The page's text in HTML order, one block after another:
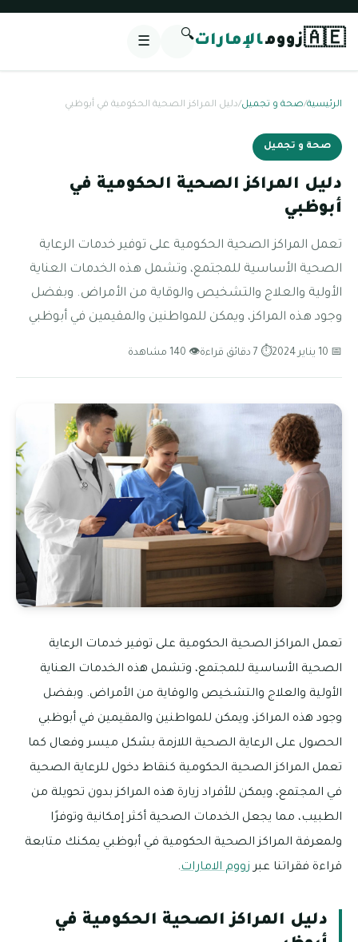
🇦🇪زوومالإمارات🔍
☰
الرئيسية/صحة و تجميل/دليل المراكز الصحية الحكومية في أبوظبي
صحة و تجميل
دليل المراكز الصحية الحكومية في
أبوظبي
تعمل المراكز الصحية الحكومية على توفير خدمات الرعاية
الصحية الأساسية للمجتمع، وتشمل هذه الخدمات العناية
الأولية والعلاج والتشخيص والوقاية من الأمراض. وبفضل
وجود هذه المراكز، ويمكن للمواطنين والمقيمين في أبوظبي
📅 10 يناير 2024 ⏱ 7 دقائق قراءة 👁 140 مشاهدة
تعمل المراكز الصحية الحكومية على توفير خدمات الرعاية
الصحية الأساسية للمجتمع، وتشمل هذه الخدمات العناية
الأولية والعلاج والتشخيص والوقاية من الأمراض. وبفضل
وجود هذه المراكز، ويمكن للمواطنين والمقيمين في أبوظبي
الحصول على الرعاية الصحية اللازمة بشكل ميسر وفعال كما
تعمل المراكز الصحية الحكومية كنقاط دخول للرعاية الصحية
في المجتمع، ويمكن للأفراد زيارة هذه المراكز بدون تحويلة من
الطبيب، مما يجعل الخدمات الصحية أكثر إمكانية وتوفرًا
ولمعرفة المراكز الصحية الحكومية في أبوظبي يمكنك متابعة
قراءة فقراتنا عبر زووم الامارات.
دليل المراكز الصحية الحكومية في